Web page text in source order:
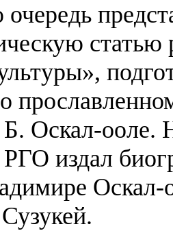
Б. Оскал-
издал
Оскал-